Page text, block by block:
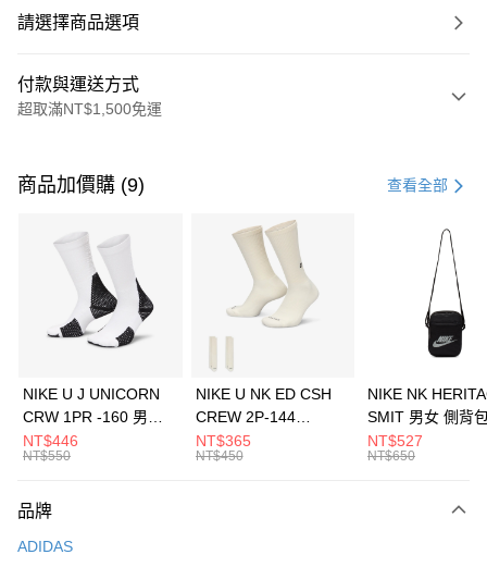
請選擇商品選項
付款與運送方式
超取滿NT$1,500免運
信用卡一次付款
3 期 0 利率 每期 21家銀行
合作金庫商業銀行
第一商業銀行
華南商業銀行
彰化商業銀行
上海商業儲蓄銀行
元大商業銀行
台灣樂天信用卡公司
Apple Pay
全盈+PAY
AFTEE先享後付
【關於「AFTEE先享後付」】
便利好安心！
運送方式
商品加價購 (9) 查看全部
NIKE U J UNICORN
CRW 1PR -160 男女
中統襪 FZ3393100
NT$446
NT$550
NIKE U NK ED CSH
CREW 2P-144
EMBRDY 男女 短統襪
FZ3073133
NT$365
NT$450
NIKE NK
SMIT 男女 側背
BA5871010
NT$527
NT$650
品牌
ADIDAS